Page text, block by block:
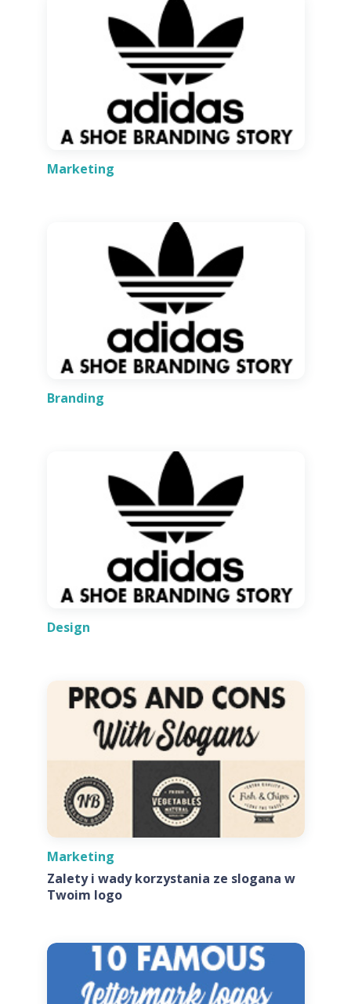
Marketing
Branding
Design
Marketing
Zalety i wady korzystania ze slogana w
Twoim logo